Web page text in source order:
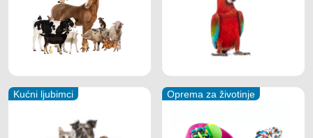
Kućni ljubimci Oprema za životinje